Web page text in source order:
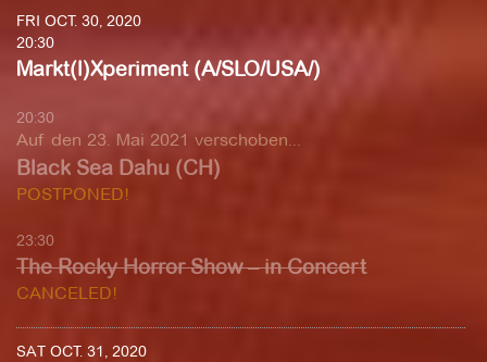
FRI OCT. 30, 2020
20:30
Markt(l)Xperiment (A/SLO/USA/)
20:30
Auf den 23. Mai 2021 verschoben...
Black Sea Dahu (CH)
POSTPONED!
23:30
The Rocky Horror Show – in Concert
CANCELED!
SAT OCT. 31, 2020